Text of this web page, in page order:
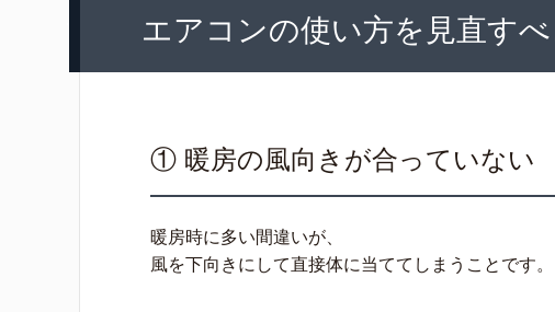
エアコンの使い方を見直す
① 暖房の風向きが合っていない
暖房時に多い間違いが、
風を下向きにして直接体に当ててしまうことです。